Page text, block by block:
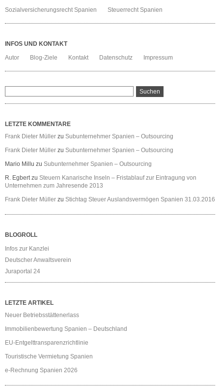
Sozialversicherungsrecht Spanien
Steuerrecht Spanien
INFOS UND KONTAKT
Autor
Blog-Ziele Kontakt Datenschutz Impressum
LETZTE KOMMENTARE
Frank Dieter Müller zu Subunternehmer Spanien – Outsourcing
Frank Dieter Müller zu Subunternehmer Spanien – Outsourcing
Mario Millu zu Subunternehmer Spanien – Outsourcing
R. Egbertzu Steuern Kanarische Inseln – Fristablauf zur Eintragung von
Unternehmen zum Jahresende 2013
Frank Dieter Müller zu Stichtag Steuer Auslandsvermögen Spanien 31.03.2016
BLOGROLL
Infos zur Kanzlei
Deutscher Anwaltsverein
Juraportal 24
LETZTE ARTIKEL
Neuer Betriebsstättenerlass
Immobilienbewertung Spanien – Deutschland
EU-Entgelttransparenzrichtlinie
Touristische Vermietung Spanien
e-Rechnung Spanien 2026